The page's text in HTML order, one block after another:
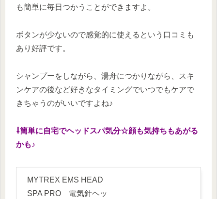
も簡単に毎日つかうことができますよ。
ボタンが少ないので感覚的に使えるという口コミも
あり好評です。
シャンプーをしながら、湯舟につかりながら、スキ
ンケアの後など好きなタイミングでいつでもケアで
きちゃうのがいいですよね♪
⇩簡単に自宅でヘッドスパ気分☆顔も気持ちもあがる
かも♪
MYTREX EMS HEAD
SPA PRO 電気針ヘッ